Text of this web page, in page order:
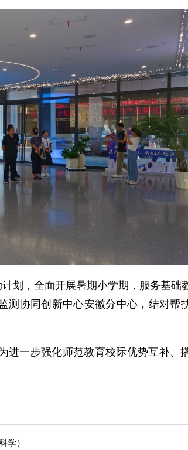
划，全面开展暑期小学期，服务基础
测协同创新中心安徽分中心，结对帮
进一步强化师范教育校际优势互补、
学）